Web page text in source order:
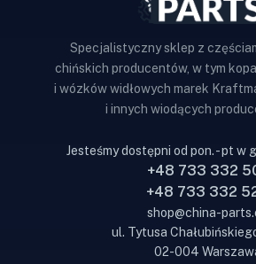
Specjalistyczny sklep z
chińskich producentów, w tym
i wózków widłowych marek
i innych wiodących
Jesteśmy dostępni od pon. - pt w
+48 733 332
+48 733 332
shop@china-
ul. Tytusa
02-004